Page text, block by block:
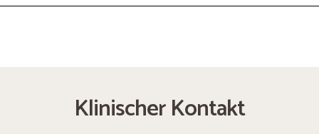
Klinischer Kontakt